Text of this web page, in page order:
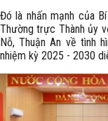
Đó là nhấn mạnh của
Thường trực Thành ủy
Nỗ, Thuận An về tình
nhiệm kỳ 2025 - 2030